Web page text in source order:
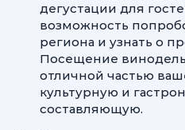
дегустации для
возможность
региона и узнать о
Посещение
отличной частью
культурную и
составляющую.